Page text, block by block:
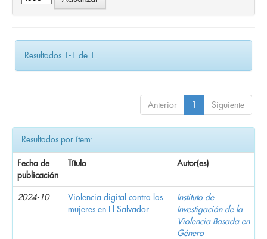
Resultados 1-1 de 1.
Anterior 1 Siguiente
Resultados por ítem:
Fecha de
publicación
Título Autor(es)
2024-10
Violencia digital contra las
mujeres en El Salvador
Instituto de
Investigación de la
Violencia Basada en
Género